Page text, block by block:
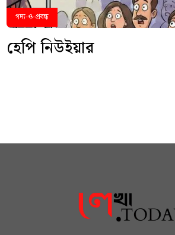
গদ্য-ও-প্রবন্ধ
হেপি নিউইয়ার